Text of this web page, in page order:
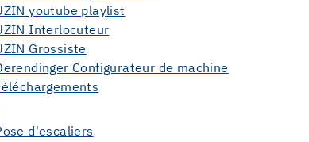
youtube playlist
Interlocuteur
Grossiste
Configurateur de machine
Téléchargements
d'escaliers